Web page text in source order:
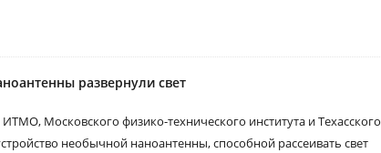
развернули свет
Московского физико-технического института и Техасского
необычной наноантенны, способной рассеивать свет